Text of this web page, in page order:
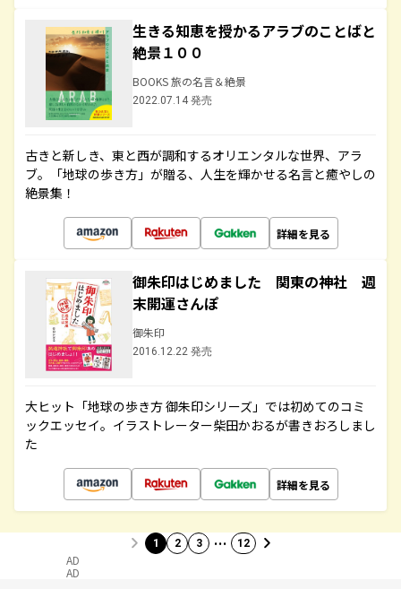
生きる知恵を授かるアラブのことばと
絶景１００
BOOKS 旅の名言＆絶景
2022.07.14 発売
古きと新しき、東と西が調和するオリエンタルな世界、アラ
ブ。「地球の歩き方」が贈る、人生を輝かせる名言と癒やしの
絶景集！
詳細を見る
御朱印はじめました 関東の神社 週
末開運さんぽ
御朱印
2016.12.22 発売
大ヒット「地球の歩き方 御朱印シリーズ」では初めてのコミ
ックエッセイ。イラストレーター柴田かおるが書きおろしまし
た
詳細を見る
1 2 3 … 12
AD
AD